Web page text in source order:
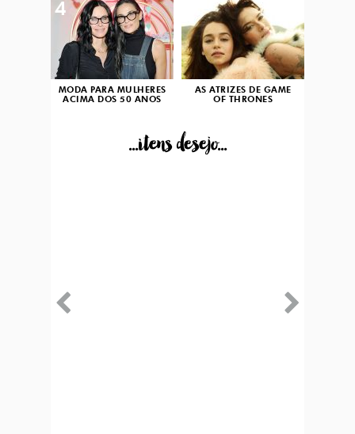
MODA PARA MULHERES
ACIMA DOS 50 ANOS
4
AS ATRIZES DE GAME
OF THRONES
...itens desejo...